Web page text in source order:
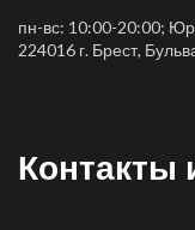
пн-вс: 10:00-20:00;
224016 г. Брест,
Контакты